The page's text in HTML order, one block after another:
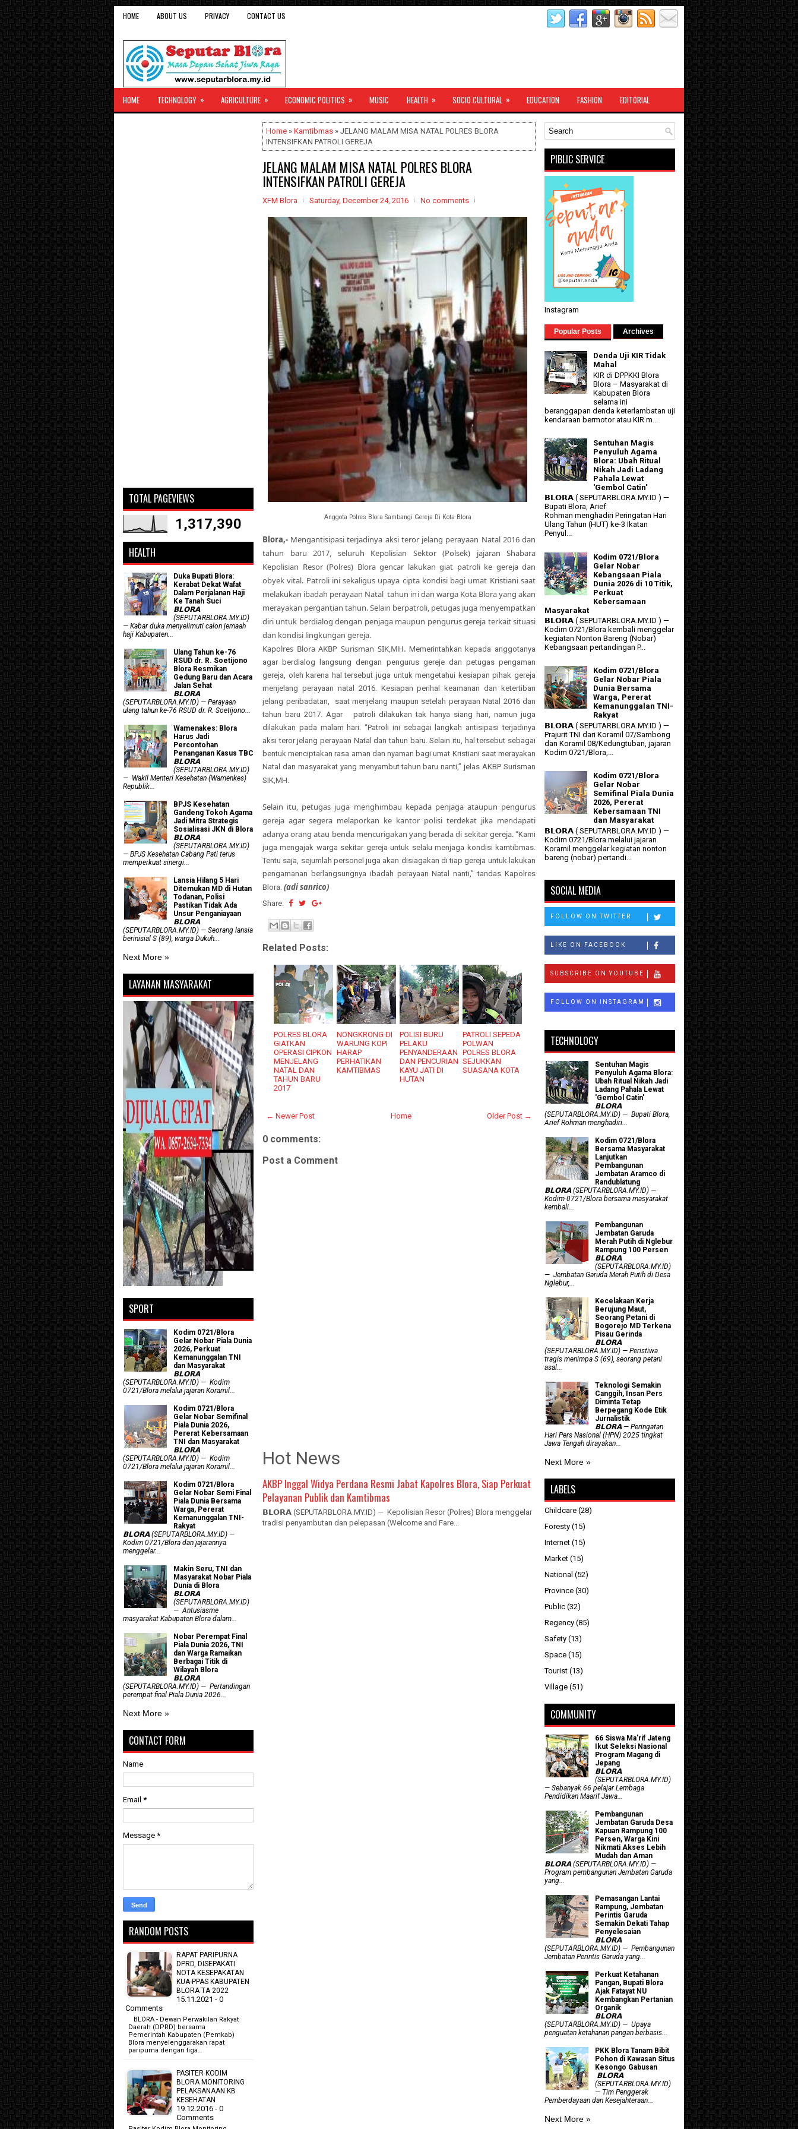
HOME ABOUT US PRIVACY CONTACT US
HOME TECHNOLOGY » AGRICULTURE » ECONOMIC POLITICS » MUSIC HEALTH » SOCIO CULTURAL » EDUCATION FASHION EDITORIAL
Home » Kamtibmas » JELANG MALAM MISA NATAL POLRES BLORA
INTENSIFKAN PATROLI GEREJA
JELANG MALAM MISA NATAL POLRES BLORA
INTENSIFKAN PATROLI GEREJA
XFM Blora Saturday, December 24, 2016 No comments
Anggota Polres Blora Sambangi Gereja Di Kota Blora
Blora,- Mengantisipasi terjadinya aksi teror jelang perayaan Natal 2016 dan
tahun baru 2017, seluruh Kepolisian Sektor (Polsek) jajaran Shabara
Kepolisian Resor (Polres) Blora gencar lakukan giat patroli ke gereja dan
obyek vital. Patroli ini sekaligus upaya cipta kondisi bagi umat Kristiani saat
melakukan ibadah perayaan Natal tahun ini dan warga Kota Blora yang akan
merayakan pergantian tahun. Selain berpatroli, petugas juga menyempatkan
diri untuk berdialog dengan penjaga maupun pengurus gereja terkait situasi
dan kondisi lingkungan gereja.
Kapolres Blora AKBP Surisman SIK,MH. Memerintahkan kepada anggotanya
agar berdialog langsung dengan pengurus gereje dan petugas pengaman
gereja, oleh karena hal tersebut juga untuk mengetahui kesiapan pihak gereja
menjelang perayaan natal 2016. Kesiapan perihal keamanan dan ketertiban
jelang peribadatan, saat menjelang maupun setelah perayaan Natal 2016 dan
tahun baru 2017. Agar patroli dilakukan tak hanya siang hari, namun juga
dilakukan pada malam hari. “Patroli ini sebagai langkah antisipasi terjadinya
aksi teror jelang perayaan Natal dan tahun baru. Selain itu, hal tersebut sebagai
bentuk menciptakan rasa aman dan nyaman bagi umat Kristiani saat merayakan
Natal dan masyarakat yang menyambut tahun baru nanti,” jelas AKBP Surisman
SIK,MH.
Selain itu, petugas juga menghimbau kepada penjaga ataupun pengurus
gereja agar segera melaporkan ke kantor polisi terdekat jika mendapati
adanya orang atau benda mencurigakan yang berada di sekitar gereja. “Kami
juga mengajak warga sekitar gereja untuk selalu menjaga kondisi kamtibmas.
Tentu saja, sejumlah personel juga akan disiagakan di tiap gereja untuk lakukan
pengamanan berlangsungnya ibadah perayaan Natal nanti,” tandas Kapolres
Blora. (adi sanrico)
Share:
Related Posts:
POLRES BLORA
GIATKAN
OPERASI CIPKON
MENJELANG
NATAL DAN
TAHUN BARU
2017
NONGKRONG DI
WARUNG KOPI
HARAP
PERHATIKAN
KAMTIBMAS
POLISI BURU
PELAKU
PENYANDERAAN
DAN PENCURIAN
KAYU JATI DI
HUTAN
PATROLI SEPEDA
POLWAN
POLRES BLORA
SEJUKKAN
SUASANA KOTA
← Newer Post Older Post →
Home
0 comments:
Post a Comment
Hot News
AKBP Inggal Widya Perdana Resmi Jabat Kapolres Blora, Siap Perkuat
Pelayanan Publik dan Kamtibmas
𝗕𝗟𝗢𝗥𝗔 (SEPUTARBLORA.MY.ID) — Kepolisian Resor (Polres) Blora menggelar
tradisi penyambutan dan pelepasan (Welcome and Fare...
TOTAL PAGEVIEWS
1,317,390
HEALTH
Duka Bupati Blora:
Kerabat Dekat Wafat
Dalam Perjalanan Haji
Ke Tanah Suci
𝗕𝗟𝗢𝗥𝗔
(SEPUTARBLORA.MY.ID)
— Kabar duka menyelimuti calon jemaah
haji Kabupaten...
Ulang Tahun ke-76
RSUD dr. R. Soetijono
Blora Resmikan
Gedung Baru dan Acara
Jalan Sehat
𝗕𝗟𝗢𝗥𝗔
(SEPUTARBLORA.MY.ID) — Perayaan
ulang tahun ke-76 RSUD dr. R. Soetijono...
Wamenakes: Blora
Harus Jadi
Percontohan
Penanganan Kasus TBC
𝗕𝗟𝗢𝗥𝗔
(SEPUTARBLORA.MY.ID)
— Wakil Menteri Kesehatan (Wamenkes)
Republik...
BPJS Kesehatan
Gandeng Tokoh Agama
Jadi Mitra Strategis
Sosialisasi JKN di Blora
𝗕𝗟𝗢𝗥𝗔
(SEPUTARBLORA.MY.ID)
— BPJS Kesehatan Cabang Pati terus
memperkuat sinergi...
Lansia Hilang 5 Hari
Ditemukan MD di Hutan
Todanan, Polisi
Pastikan Tidak Ada
Unsur Penganiayaan
𝗕𝗟𝗢𝗥𝗔
(SEPUTARBLORA.MY.ID) — Seorang lansia
berinisial S (89), warga Dukuh...
Next More »
LAYANAN MASYARAKAT
SPORT
Kodim 0721/Blora
Gelar Nobar Piala Dunia
2026, Perkuat
Kemanunggalan TNI
dan Masyarakat
𝗕𝗟𝗢𝗥𝗔
(SEPUTARBLORA.MY.ID) — Kodim
0721/Blora melalui jajaran Koramil...
Kodim 0721/Blora
Gelar Nobar Semifinal
Piala Dunia 2026,
Pererat Kebersamaan
TNI dan Masyarakat
𝗕𝗟𝗢𝗥𝗔
(SEPUTARBLORA.MY.ID) — Kodim
0721/Blora melalui jajaran Koramil...
Kodim 0721/Blora
Gelar Nobar Semi Final
Piala Dunia Bersama
Warga, Pererat
Kemanunggalan TNI-
Rakyat
𝗕𝗟𝗢𝗥𝗔 (SEPUTARBLORA.MY.ID) —
Kodim 0721/Blora dan jajarannya
menggelar...
Makin Seru, TNI dan
Masyarakat Nobar Piala
Dunia di Blora
𝗕𝗟𝗢𝗥𝗔
(SEPUTARBLORA.MY.ID)
— Antusiasme
masyarakat Kabupaten Blora dalam...
Nobar Perempat Final
Piala Dunia 2026, TNI
dan Warga Ramaikan
Berbagai Titik di
Wilayah Blora
𝗕𝗟𝗢𝗥𝗔
(SEPUTARBLORA.MY.ID) — Pertandingan
perempat final Piala Dunia 2026...
Next More »
CONTACT FORM
Name
Email *
Message *
RANDOM POSTS
RAPAT PARIPURNA
DPRD, DISEPAKATI
NOTA KESEPAKATAN
KUA-PPAS KABUPATEN
BLORA TA 2022
15.11.2021 - 0
Comments
BLORA - Dewan Perwakilan Rakyat
Daerah (DPRD) bersama
Pemerintah Kabupaten (Pemkab)
Blora menyelenggarakan rapat
paripurna dengan tiga…
PASITER KODIM
BLORA MONITORING
PELAKSANAAN KB
KESEHATAN
19.12.2016 - 0
Comments
PIBLIC SERVICE
Instagram
Popular Posts Archives
Denda Uji KIR Tidak
Mahal
KIR di DPPKKI Blora
Blora – Masyarakat di
Kabupaten Blora
selama ini
beranggapan denda keterlambatan uji
kendaraan bermotor atau KIR m...
Sentuhan Magis
Penyuluh Agama
Blora: Ubah Ritual
Nikah Jadi Ladang
Pahala Lewat
'Gembol Catin'
𝗕𝗟𝗢𝗥𝗔 ( SEPUTARBLORA.MY.ID ) —
Bupati Blora, Arief
Rohman menghadiri Peringatan Hari
Ulang Tahun (HUT) ke-3 Ikatan
Penyul...
Kodim 0721/Blora
Gelar Nobar
Kebangsaan Piala
Dunia 2026 di 10 Titik,
Perkuat
Kebersamaan
Masyarakat
𝗕𝗟𝗢𝗥𝗔 ( SEPUTARBLORA.MY.ID ) —
Kodim 0721/Blora kembali menggelar
kegiatan Nonton Bareng (Nobar)
Kebangsaan pertandingan P...
Kodim 0721/Blora
Gelar Nobar Piala
Dunia Bersama
Warga, Pererat
Kemanunggalan TNI-
Rakyat
𝗕𝗟𝗢𝗥𝗔 ( SEPUTARBLORA.MY.ID ) —
Prajurit TNI dari Koramil 07/Sambong
dan Koramil 08/Kedungtuban, jajaran
Kodim 0721/Blora,...
Kodim 0721/Blora
Gelar Nobar
Semifinal Piala Dunia
2026, Pererat
Kebersamaan TNI
dan Masyarakat
𝗕𝗟𝗢𝗥𝗔 ( SEPUTARBLORA.MY.ID ) —
Kodim 0721/Blora melalui jajaran
Koramil menggelar kegiatan nonton
bareng (nobar) pertandi...
SOCIAL MEDIA
FOLLOW ON TWITTER
LIKE ON FACEBOOK
SUBSCRIBE ON YOUTUBE
FOLLOW ON INSTAGRAM
TECHNOLOGY
Sentuhan Magis
Penyuluh Agama Blora:
Ubah Ritual Nikah Jadi
Ladang Pahala Lewat
'Gembol Catin'
𝗕𝗟𝗢𝗥𝗔
(SEPUTARBLORA.MY.ID) — Bupati Blora,
Arief Rohman menghadiri...
Kodim 0721/Blora
Bersama Masyarakat
Lanjutkan
Pembangunan
Jembatan Aramco di
Randublatung
𝗕𝗟𝗢𝗥𝗔 (SEPUTARBLORA.MY.ID) —
Kodim 0721/Blora bersama masyarakat
kembali...
Pembangunan
Jembatan Garuda
Merah Putih di Nglebur
Rampung 100 Persen
𝗕𝗟𝗢𝗥𝗔
(SEPUTARBLORA.MY.ID)
— Jembatan Garuda Merah Putih di Desa
Nglebur,...
Kecelakaan Kerja
Berujung Maut,
Seorang Petani di
Bogorejo MD Terkena
Pisau Gerinda
𝗕𝗟𝗢𝗥𝗔
(SEPUTARBLORA.MY.ID) — Peristiwa
tragis menimpa S (69), seorang petani
asal...
Teknologi Semakin
Canggih, Insan Pers
Diminta Tetap
Berpegang Kode Etik
Jurnalistik
𝗕𝗟𝗢𝗥𝗔 — Peringatan
Hari Pers Nasional (HPN) 2025 tingkat
Jawa Tengah dirayakan...
Next More »
LABELS
Childcare (28)
Foresty (15)
Internet (15)
Market (15)
National (52)
Province (30)
Public (32)
Regency (85)
Safety (13)
Space (15)
Tourist (13)
Village (51)
COMMUNITY
66 Siswa Ma’rif Jateng
Ikut Seleksi Nasional
Program Magang di
Jepang
𝗕𝗟𝗢𝗥𝗔
(SEPUTARBLORA.MY.ID)
— Sebanyak 66 pelajar Lembaga
Pendidikan Maarif Jawa...
Pembangunan
Jembatan Garuda Desa
Kapuan Rampung 100
Persen, Warga Kini
Nikmati Akses Lebih
Mudah dan Aman
𝗕𝗟𝗢𝗥𝗔 (SEPUTARBLORA.MY.ID) —
Program pembangunan Jembatan Garuda
yang...
Pemasangan Lantai
Rampung, Jembatan
Perintis Garuda
Semakin Dekati Tahap
Penyelesaian
𝗕𝗟𝗢𝗥𝗔
(SEPUTARBLORA.MY.ID) — Pembangunan
Jembatan Perintis Garuda yang...
​Perkuat Ketahanan
Pangan, Bupati Blora
Ajak Fatayat NU
Kembangkan Pertanian
Organik
𝗕𝗟𝗢𝗥𝗔
(SEPUTARBLORA.MY.ID) — Upaya
penguatan ketahanan pangan berbasis...
PKK Blora Tanam Bibit
Pohon di Kawasan Situs
Kesongo Gabusan
‎ 𝗕𝗟𝗢𝗥𝗔
(SEPUTARBLORA.MY.ID)
— Tim Penggerak
Pemberdayaan dan Kesejahteraan...
Next More »